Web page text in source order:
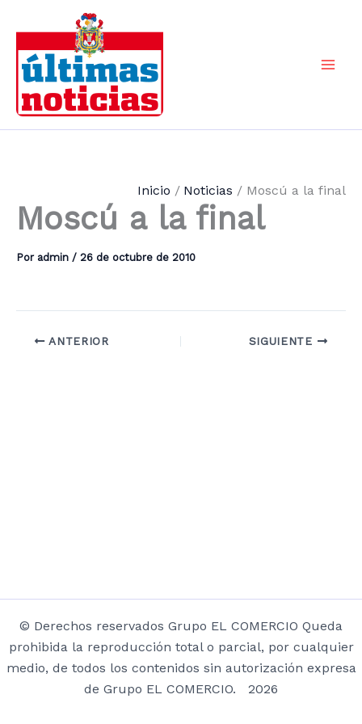
contenido
Inicio Noticias Moscú a la final
Moscú a la final
Por admin / 26 de octubre de 2010
ANTERIOR SIGUIENTE
© Derechos reservados Grupo EL COMERCIO Queda
prohibida la reproducción total o parcial, por cualquier
medio, de todos los contenidos sin autorización expresa
de Grupo EL COMERCIO. 2026